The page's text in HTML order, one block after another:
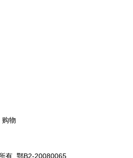
物
有 鄂B2-20080065